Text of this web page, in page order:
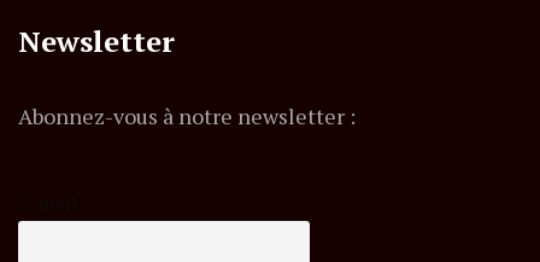
Newsletter
Abonnez-vous à notre newsletter :